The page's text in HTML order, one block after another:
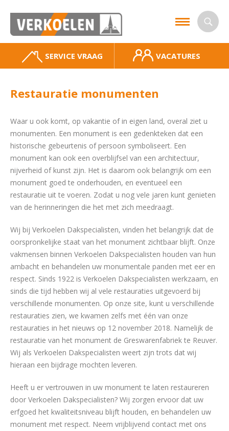
SERVICE VRAAG VACATURES
Restauratie monumenten
Waar u ook komt, op vakantie of in eigen land, overal ziet u
monumenten. Een monument is een gedenkteken dat een
historische gebeurtenis of persoon symboliseert. Een
monument kan ook een overblijfsel van een architectuur,
nijverheid of kunst zijn. Het is daarom ook belangrijk om een
monument goed te onderhouden, en eventueel een
restauratie uit te voeren. Zodat u nog vele jaren kunt genieten
van de herinneringen die het met zich meedraagt.
Wij bij Verkoelen Dakspecialisten, vinden het belangrijk dat de
oorspronkelijke staat van het monument zichtbaar blijft. Onze
vakmensen binnen Verkoelen Dakspecialisten houden van hun
ambacht en behandelen uw monumentale panden met eer en
respect. Sinds 1922 is Verkoelen Dakspecialisten werkzaam, en
sinds die tijd hebben wij al vele restauraties uitgevoerd bij
verschillende monumenten. Op onze site, kunt u verschillende
restauraties zien, we kwamen zelfs met één van onze
restauraties in het nieuws op 12 november 2018. Namelijk de
restauratie van het monument de Greswarenfabriek te Reuver.
Wij als Verkoelen Dakspecialisten weert zijn trots dat wij
hieraan een bijdrage mochten leveren.
Heeft u er vertrouwen in uw monument te laten restaureren
door Verkoelen Dakspecialisten? Wij zorgen ervoor dat uw
erfgoed het kwaliteitsniveau blijft houden, en behandelen uw
monument met respect. Neem vrijblijvend contact met ons